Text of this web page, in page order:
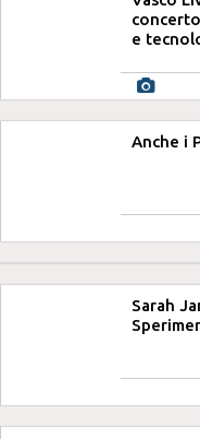
e
Anche i
Sarah